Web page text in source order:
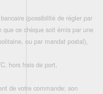
(possibilité de régler par
ce chèque soit émis par une
ou par mandat postal),
hors frais de port,
de votre commande: son